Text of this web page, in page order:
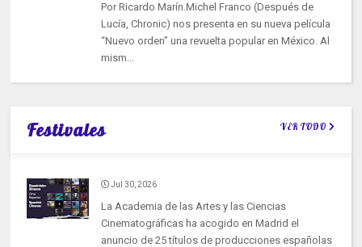
Por Ricardo Marín.Michel Franco (Después de
Lucía, Chronic) nos presenta en su nueva película
“Nuevo orden” una revuelta popular en México. Al
mism...
Festivales VER TODO
Jul 30, 2026
La Academia de las Artes y las Ciencias
Cinematográficas ha acogido en Madrid el
anuncio de 25 títulos de producciones españolas